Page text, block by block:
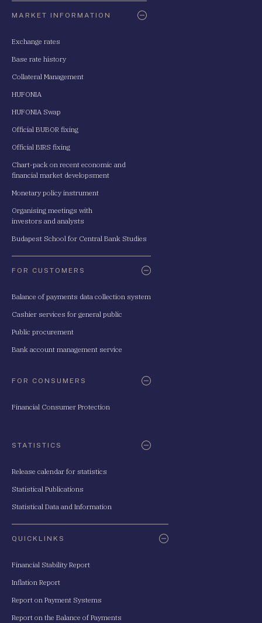
MARKET INFORMATION
Exchange rates
Base rate history
Collateral Management
HUFONIA
HUFONIA Swap
Official BUBOR fixing
Official BIRS fixing
Chart-pack on recent economic and
financial market developsment
Monetary policy instrument
Organising meetings with
investors and analysts
Budapest School for Central Bank Studies
FOR CUSTOMERS
Balance of payments data collection system
Cashier services for general public
Public procurement
Bank account management service
FOR CONSUMERS
Financial Consumer Protection
STATISTICS
Release calendar for statistics
Statistical Publications
Statistical Data and Information
QUICKLINKS
Financial Stability Report
Inflation Report
Report on Payment Systems
Report on the Balance of Payments